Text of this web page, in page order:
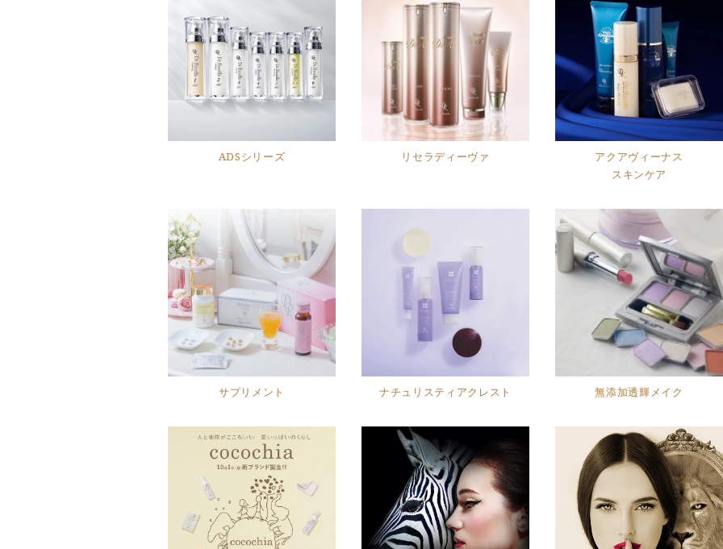
ADSシリーズ リセラディーヴァ
アクアヴィーナス
スキンケア
サプリメント ナチュリスティアクレスト 無添加透輝メイク